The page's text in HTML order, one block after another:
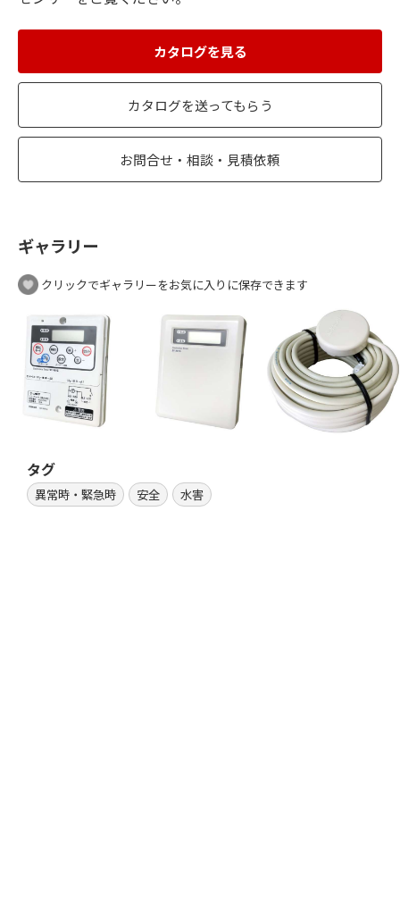
カタログを見る
カタログを送ってもらう
お問合せ・相談・見積依頼
ギャラリー
クリックでギャラリーをお気に入りに保存できます
タグ
異常時・緊急時 安全 水害